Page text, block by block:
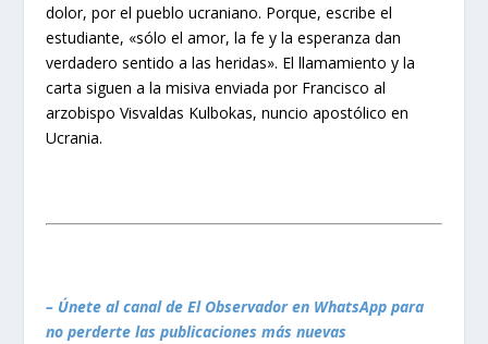
dolor, por el pueblo ucraniano. Porque, escribe el
estudiante, «sólo el amor, la fe y la esperanza dan
verdadero sentido a las heridas». El llamamiento y la
carta siguen a la misiva enviada por Francisco al
arzobispo Visvaldas Kulbokas, nuncio apostólico en
Ucrania.
– Únete al canal de El Observador en WhatsApp para
no perderte las publicaciones más nuevas